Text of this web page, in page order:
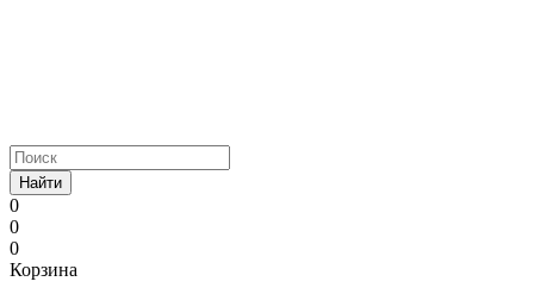
Найти
0
0
0
Корзина